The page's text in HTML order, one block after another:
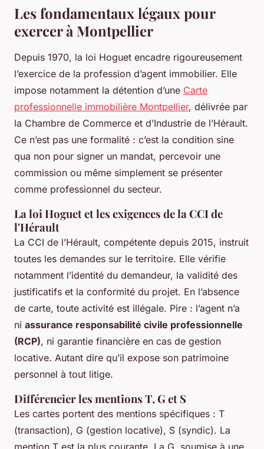
Les fondamentaux légaux pour
exercer à Montpellier
Depuis 1970, la loi Hoguet encadre rigoureusement
l’exercice de la profession d’agent immobilier. Elle
impose notamment la détention d’une Carte
professionnelle immobilière Montpellier, délivrée par
la Chambre de Commerce et d’Industrie de l’Hérault.
Ce n’est pas une formalité : c’est la condition sine
qua non pour signer un mandat, percevoir une
commission ou même simplement se présenter
comme professionnel du secteur.
La loi Hoguet et les exigences de la CCI de
l'Hérault
La CCI de l’Hérault, compétente depuis 2015, instruit
toutes les demandes sur le territoire. Elle vérifie
notamment l’identité du demandeur, la validité des
justificatifs et la conformité du projet. En l’absence
de carte, toute activité est illégale. Pire : l’agent n’a
ni assurance responsabilité civile professionnelle
(RCP), ni garantie financière en cas de gestion
locative. Autant dire qu’il expose son patrimoine
personnel à tout litige.
Différencier les mentions T, G et S
Les cartes portent des mentions spécifiques : T
(transaction), G (gestion locative), S (syndic). La
mention T est la plus courante. La G, soumise à une